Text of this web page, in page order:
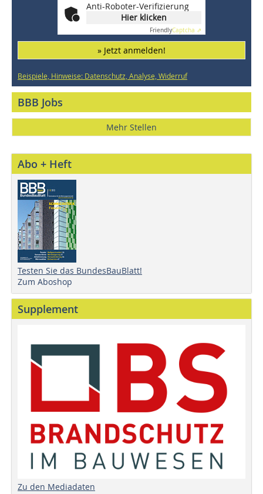
Anti-Roboter-Verifizierung
Hier klicken
FriendlyCaptcha ⇗
» Jetzt anmelden!
Beispiele, Hinweise: Datenschutz, Analyse, Widerruf
BBB Jobs
Mehr Stellen
Abo + Heft
Testen Sie das BundesBauBlatt!
Zum Aboshop
Supplement
Zu den Mediadaten